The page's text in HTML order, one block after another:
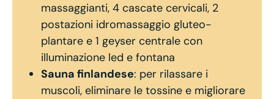
massaggianti, 4 cascate cervicali, 2
postazioni idromassaggio gluteo-
plantare e 1 geyser centrale con
illuminazione led e fontana
Sauna finlandese: per rilassare i
muscoli, eliminare le tossine e migliorare